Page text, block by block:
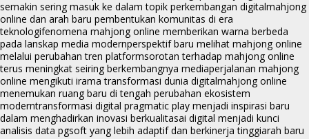
semakin sering masuk ke dalam topik perkembangan digitalmahjong
online dan arah baru pembentukan komunitas di era
teknologifenomena mahjong online memberikan warna berbeda
pada lanskap media modernperspektif baru melihat mahjong online
melalui perubahan tren platformsorotan terhadap mahjong online
terus meningkat seiring berkembangnya mediaperjalanan mahjong
online mengikuti irama transformasi dunia digitalmahjong online
menemukan ruang baru di tengah perubahan ekosistem
moderntransformasi digital pragmatic play menjadi inspirasi baru
dalam menghadirkan inovasi berkualitasai digital menjadi kunci
analisis data pgsoft yang lebih adaptif dan berkinerja tinggiarah baru